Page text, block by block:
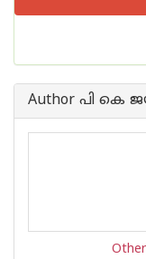
Author പി കെ